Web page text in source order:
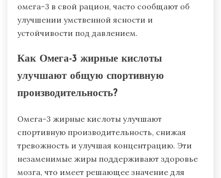
омега-3 в свой рацион, часто сообщают об
улучшении умственной ясности и
устойчивости под давлением.
Как Омега-3 жирные кислоты
улучшают общую спортивную
производительность?
Омега-3 жирные кислоты улучшают
спортивную производительность, снижая
тревожность и улучшая концентрацию. Эти
незаменимые жиры поддерживают здоровье
мозга, что имеет решающее значение для